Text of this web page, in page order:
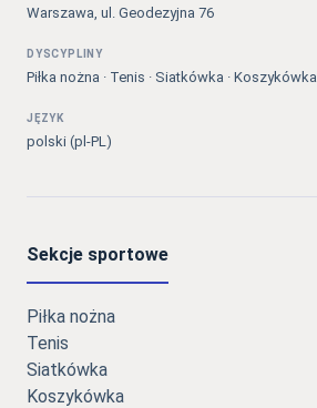
Warszawa, ul. Geodezyjna 76
DYSCYPLINY
Piłka nożna · Tenis · Siatkówka · Koszykówka
JĘZYK
polski (pl-PL)
Sekcje sportowe
Piłka nożna
Tenis
Siatkówka
Koszykówka